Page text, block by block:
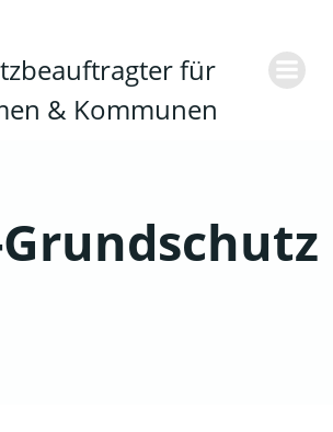
springen
für
& Kommunen
Grund­schutz